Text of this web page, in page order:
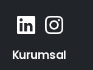
Kurumsal